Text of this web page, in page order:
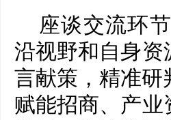
座谈交流环
沿视野和自身资
言献策，精准研
赋能招商、产